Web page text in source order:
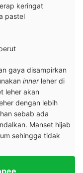
keringat
pastel
gaya disampirkan
inner leher di
leher akan
dengan lebih
sebab ada
Manset hijab
sehingga tidak